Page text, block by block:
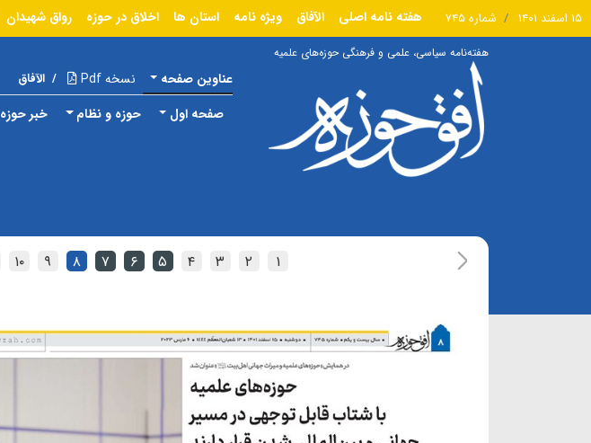
۱۵ اسفند ۱۴۰۱ شماره ۷۴۵ هفته نامه اصلی الآفاق ویژه نامه استان ها اخلاق در حوزه رواق شهیدان
هفته‌نامه سیاسی، علمی و فرهنگی حوزه‌های علمیه
عناوین صفحه نسخه Pdf / الآفاق
صفحه اول حوزه و نظام خبر حوزه
۱ ۲ ۳ ۴ ۵ ۶ ۷ ۸ ۹ ۱۰